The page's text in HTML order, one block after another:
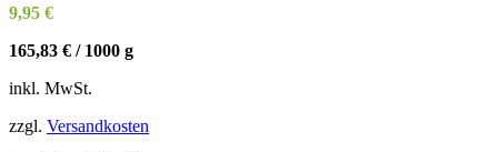
9,95 €
165,83 € / 1000 g
inkl. MwSt.
zzgl. Versandkosten